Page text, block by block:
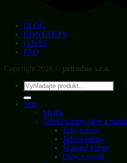
BLOG
KONTAKTY
O NÁS
FAQ
Copyright 2026 © prírodno s.r.o.
Hľadať:
Telo
Mydlá
Telové krémy oleje a maslá
Tuhé krémy
Telové krémy
Šľahané krémy
Oleje a maslá